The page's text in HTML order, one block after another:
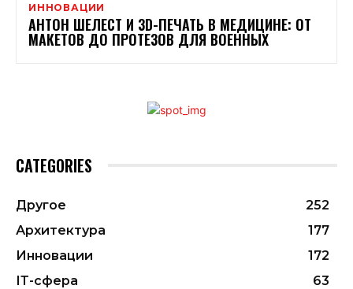
ИННОВАЦИИ
АНТОН ШЕЛЕСТ И 3D-ПЕЧАТЬ В МЕДИЦИНЕ: ОТ
МАКЕТОВ ДО ПРОТЕЗОВ ДЛЯ ВОЕННЫХ
CATEGORIES
Другое
252
Архитектура
177
Инновации
172
ІТ-сфера
63